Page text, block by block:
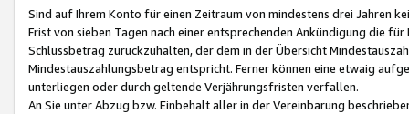
Sind auf Ihrem Konto für einen Zeitraum von mindestens drei Jahren
Frist von sieben Tagen nach einer entsprechenden Ankündigung die
Schlussbetrag zurückzuhalten, der dem in der Übersicht
Mindestauszahlungsbetrag entspricht. Ferner können eine etwaig
unterliegen oder durch geltende Verjährungsfristen verfallen.
An Sie unter Abzug bzw. Einbehalt aller in der Vereinbarung